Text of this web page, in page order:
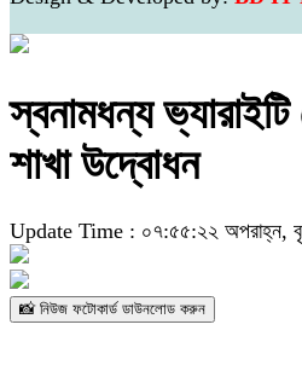
স্বনামধন্য
শাখা উদ্বোধন
Update Time : ০৭:৫৫:২২ অপরাহ্ন,
📸 নিউজ ফটোকার্ড ডাউনলোড করুন